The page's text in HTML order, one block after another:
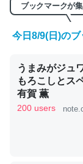
くらい。小説
ど、短期記憶
かりやすく強
─GPTの仕組み
ブックマークが
今日8/9(日)の
うまみがジュ
もろこしとス
有賀 薫
200 users